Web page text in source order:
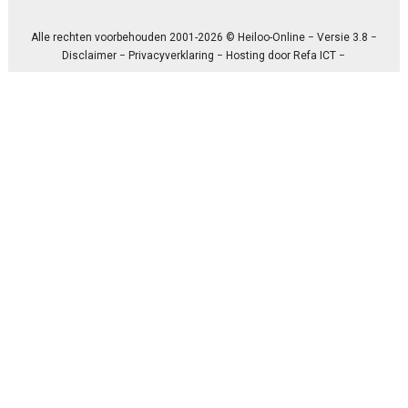
Alle rechten voorbehouden 2001-2026 © Heiloo-Online − Versie 3.8 −
Disclaimer −Privacyverklaring − Hosting doorRefa ICT −